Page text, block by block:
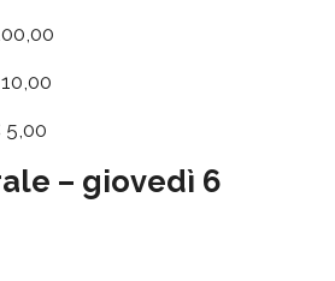
5,00
– giovedì 6